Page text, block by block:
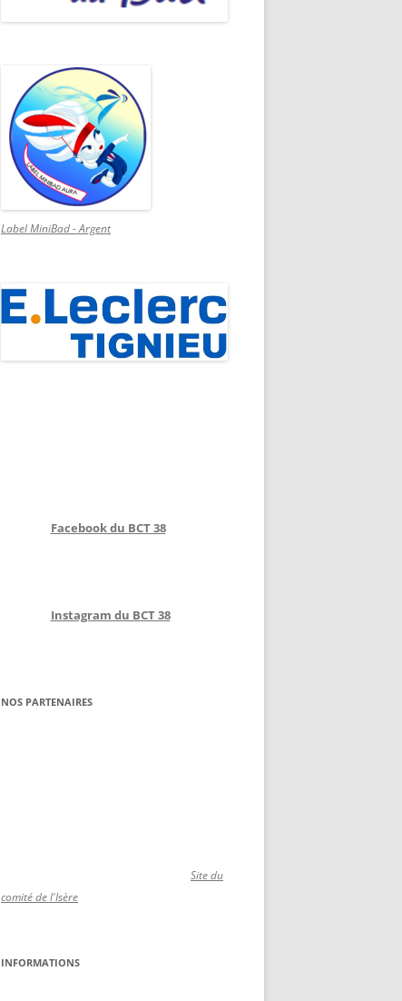
Label MiniBad - Argent
Facebook du BCT 38
Instagram du BCT 38
NOS PARTENAIRES
Site du
comité de l'Isère
INFORMATIONS